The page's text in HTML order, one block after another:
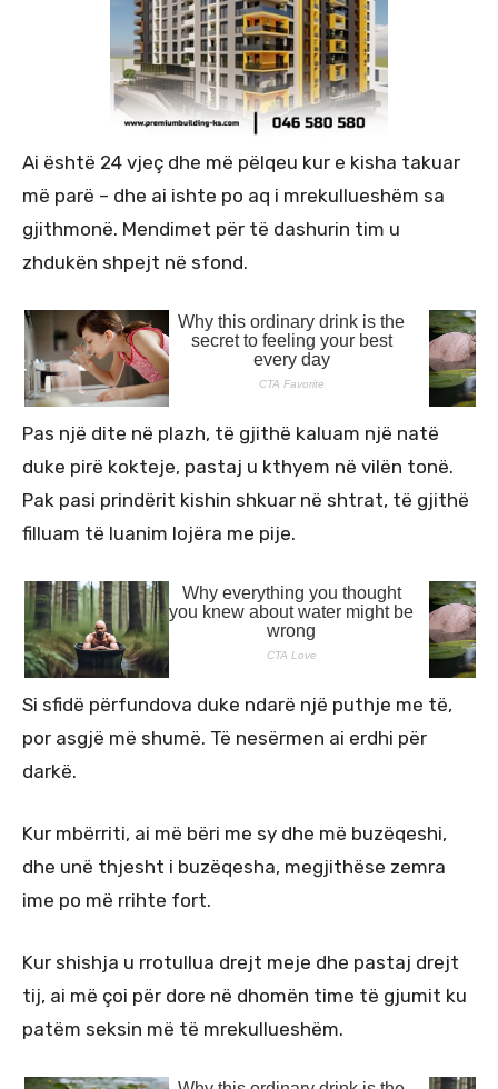
Ai është 24 vjeç dhe më pëlqeu kur e kisha takuar
më parë – dhe ai ishte po aq i mrekullueshëm sa
gjithmonë. Mendimet për të dashurin tim u
zhdukën shpejt në sfond.
Pas një dite në plazh, të gjithë kaluam një natë
duke pirë kokteje, pastaj u kthyem në vilën tonë.
Pak pasi prindërit kishin shkuar në shtrat, të gjithë
filluam të luanim lojëra me pije.
Si sfidë përfundova duke ndarë një puthje me të,
por asgjë më shumë. Të nesërmen ai erdhi për
darkë.
Kur mbërriti, ai më bëri me sy dhe më buzëqeshi,
dhe unë thjesht i buzëqesha, megjithëse zemra
ime po më rrihte fort.
Kur shishja u rrotullua drejt meje dhe pastaj drejt
tij, ai më çoi për dore në dhomën time të gjumit ku
patëm seksin më të mrekullueshëm.